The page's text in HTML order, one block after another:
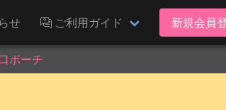
せ ご利用ガイド 新規会員
ポーチ